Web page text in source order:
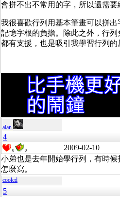
會拼不出不常用的字，所以還需要
我很喜歡行列用基本筆畫可以拼
記憶字根的負擔。除此之外，行
都有支援，也是吸引我學習行列的
alan
4
0 0 2009-02-10
小弟也是去年開始學行列，有時
怎麼寫。
coolcd
5